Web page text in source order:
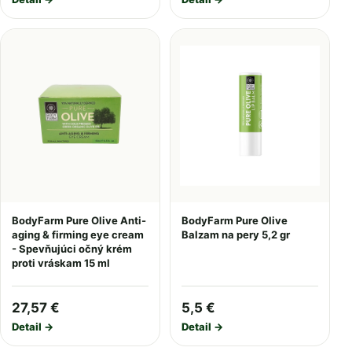
BodyFarm Pure Olive Anti-
aging & firming eye cream
- Spevňujúci očný krém
proti vráskam 15 ml
27,57 €
Detail →
BodyFarm Pure Olive
Balzam na pery 5,2 gr
5,5 €
Detail →